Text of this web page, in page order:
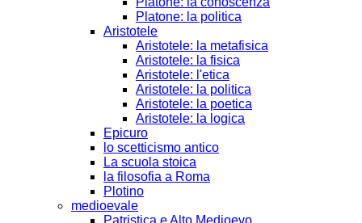
Platone: la politica
Aristotele
Aristotele: la metafisica
Aristotele: la fisica
Aristotele: l'etica
Aristotele: la politica
Aristotele: la poetica
Aristotele: la logica
Epicuro
lo scetticismo antico
La scuola stoica
la filosofia a Roma
Plotino
medioevale
Patristica e Alto Medioevo